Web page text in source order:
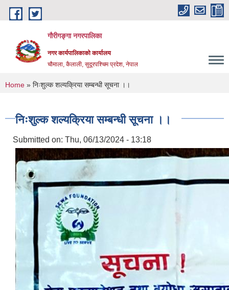
Skip to main content
गौरीगङ्गा नगरपालिका
नगर कार्यपालिकाको कार्यालय
चौमाला, कैलाली, सुदूरपश्चिम प्रदेश, नेपाल
You are here
Home » निःशुल्क शल्यक्रिया सम्बन्धी सूचना ।।
निःशुल्क शल्यक्रिया सम्बन्धी सूचना ।।
Submitted on: Thu, 06/13/2024 - 13:18